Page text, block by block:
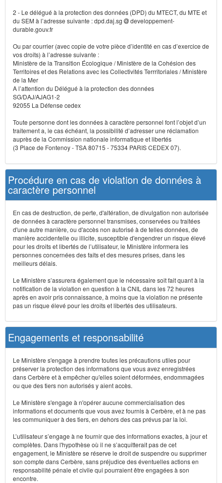
2 - Le délégué à la protection des données (DPD) du MTECT, du MTE et
du SEM à l’adresse suivante : dpd.daj.sg
developpement-
durable.gouv.fr
Ou par courrier (avec copie de votre pièce d’identité en cas d’exercice de
vos droits) à l’adresse suivante :
Ministère de la Transition Écologique / Ministère de la Cohésion des
Territoires et des Relations avec les Collectivités Terrritoriales / Ministère
de la Mer
A l’attention du Délégué à la protection des données
SG/DAJ/AJAG1-2
92055 La Défense cedex
Toute personne dont les données à caractère personnel font l’objet d’un
traitement a, le cas échéant, la possibilité d’adresser une réclamation
auprès de la Commission nationale informatique et libertés
(3 Place de Fontenoy - TSA 80715 - 75334 PARIS CEDEX 07).
Procédure en cas de violation de données à
caractère personnel
En cas de destruction, de perte, d'altération, de divulgation non autorisée
de données à caractère personnel transmises, conservées ou traitées
d'une autre manière, ou d'accès non autorisé à de telles données, de
manière accidentelle ou illicite, susceptible d'engendrer un risque élevé
pour les droits et libertés de l’utilisateur, le Ministère informera les
personnes concernées des faits et des mesures prises, dans les
meilleurs délais.
Le Ministère s’assurera également que le nécessaire soit fait quant à la
notification de la violation en question à la CNIL dans les 72 heures
après en avoir pris connaissance, à moins que la violation ne présente
pas un risque élevé pour les droits et libertés des utilisateurs.
Engagements et responsabilité
Le Ministère s'engage à prendre toutes les précautions utiles pour
préserver la protection des informations que vous avez enregistrées
dans Cerbère et à empêcher qu'elles soient déformées, endommagées
ou que des tiers non autorisés y aient accès.
Le Ministère s'engage à n'opérer aucune commercialisation des
informations et documents que vous avez fournis à Cerbère, et à ne pas
les communiquer à des tiers, en dehors des cas prévus par la loi.
L’utilisateur s’engage à ne fournir que des informations exactes, à jour et
complètes. Dans l'hypothèse où il ne s’acquitterait pas de cet
engagement, le Ministère se réserve le droit de suspendre ou supprimer
son compte dans Cerbère, sans préjudice des éventuelles actions en
responsabilité pénale et civile qui pourraient être engagées à son
encontre.